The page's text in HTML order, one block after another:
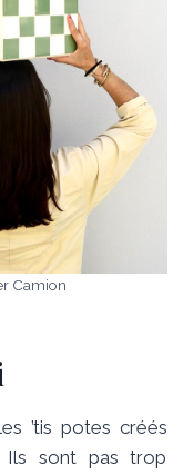
Camion
’tis potes créés
Ils sont pas trop